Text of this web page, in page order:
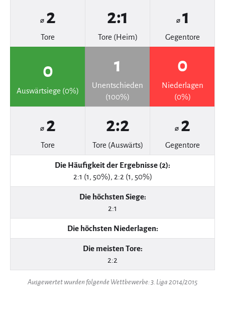
⌀ 2
Tore
2:1
Tore (Heim)
⌀ 1
Gegentore
0
Auswärtsiege (0%)
1
Unentschieden
(100%)
0
Niederlagen
(0%)
⌀ 2
Tore
2:2
Tore (Auswärts)
⌀ 2
Gegentore
Die Häufigkeit der Ergebnisse (2):
2:1 (1, 50%), 2:2 (1, 50%)
Die höchsten Siege:
2:1
Die höchsten Niederlagen:
Die meisten Tore:
2:2
Ausgewertet wurden folgende Wettbewerbe: 3. Liga 2014/2015